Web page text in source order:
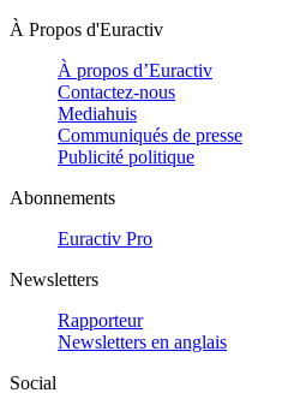
À Propos d'Euractiv
À propos d’Euractiv
Contactez-nous
Mediahuis
Communiqués de presse
Publicité politique
Abonnements
Euractiv Pro
Newsletters
Rapporteur
Newsletters en anglais
Social